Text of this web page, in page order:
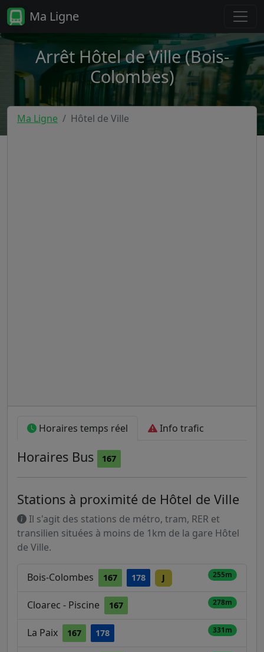
Ma Ligne
Arrêt Hôtel de Ville (Bois-
Colombes)
Ma Ligne Hôtel de Ville
Horaires temps réel Info trafic
Horaires Bus 167
Stations à proximité de Hôtel de Ville
Il s'agit des stations de métro, tram, RER et
transilien situées à moins de 1km de la gare Hôtel
de Ville.
Bois-Colombes 167 178 J 255m
Cloarec - Piscine 167 278m
La Paix 167 178 331m